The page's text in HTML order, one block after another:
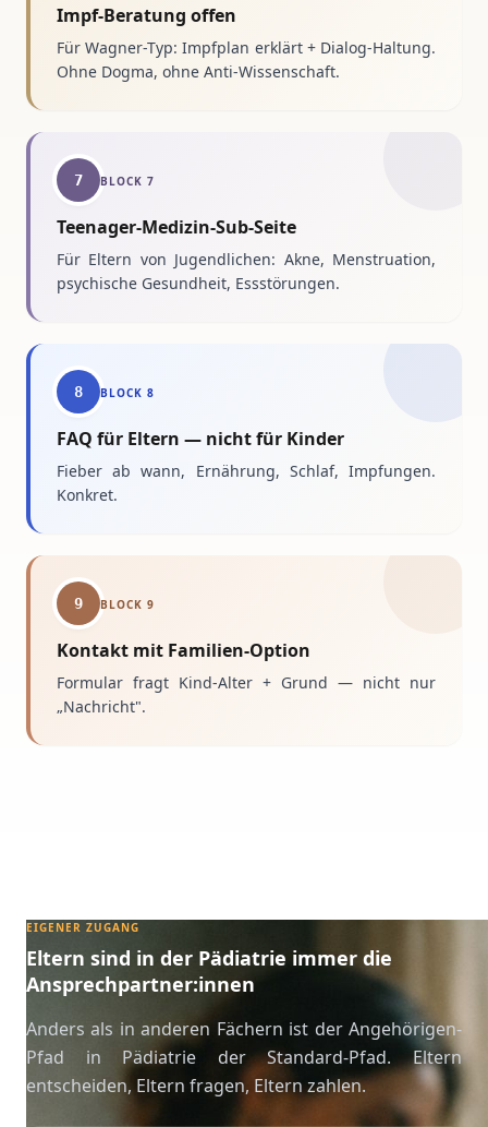
Impf-Beratung offen
Für Wagner-Typ: Impfplan erklärt + Dialog-Haltung.
Ohne Dogma, ohne Anti-Wissenschaft.
7 BLOCK 7
Teenager-Medizin-Sub-Seite
Für Eltern von Jugendlichen: Akne, Menstruation,
psychische Gesundheit, Essstörungen.
8 BLOCK 8
FAQ für Eltern — nicht für Kinder
Fieber ab wann, Ernährung, Schlaf, Impfungen.
Konkret.
9 BLOCK 9
Kontakt mit Familien-Option
Formular fragt Kind-Alter + Grund — nicht nur
„Nachricht".
EIGENER ZUGANG
Eltern sind in der Pädiatrie immer die
Ansprechpartner:innen
Anders als in anderen Fächern ist der Angehörigen-
Pfad in Pädiatrie der Standard-Pfad. Eltern
entscheiden, Eltern fragen, Eltern zahlen.